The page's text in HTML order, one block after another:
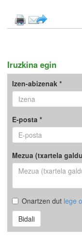
Iruzkina egin
Izen-abizenak *
E-posta *
Mezua (txartela
Onartzen dut lege
Bidali